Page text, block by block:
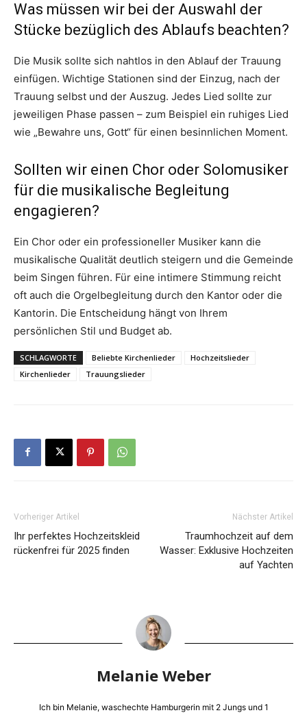
Was müssen wir bei der Auswahl der
Stücke bezüglich des Ablaufs beachten?
Die Musik sollte sich nahtlos in den Ablauf der Trauung
einfügen. Wichtige Stationen sind der Einzug, nach der
Trauung selbst und der Auszug. Jedes Lied sollte zur
jeweiligen Phase passen – zum Beispiel ein ruhiges Lied
wie „Bewahre uns, Gott“ für einen besinnlichen Moment.
Sollten wir einen Chor oder Solomusiker
für die musikalische Begleitung
engagieren?
Ein Chor oder ein professioneller Musiker kann die
musikalische Qualität deutlich steigern und die Gemeinde
beim Singen führen. Für eine intimere Stimmung reicht
oft auch die Orgelbegleitung durch den Kantor oder die
Kantorin. Die Entscheidung hängt von Ihrem
persönlichen Stil und Budget ab.
SCHLAGWORTE Beliebte Kirchenlieder
Hochzeitslieder
Kirchenlieder
Trauungslieder
Vorheriger Artikel
Ihr perfektes Hochzeitskleid
rückenfrei für 2025 finden
Nächster Artikel
Traumhochzeit auf dem
Wasser: Exklusive Hochzeiten
auf Yachten
Melanie Weber
Ich bin Melanie, waschechte Hamburgerin mit 2 Jungs und 1